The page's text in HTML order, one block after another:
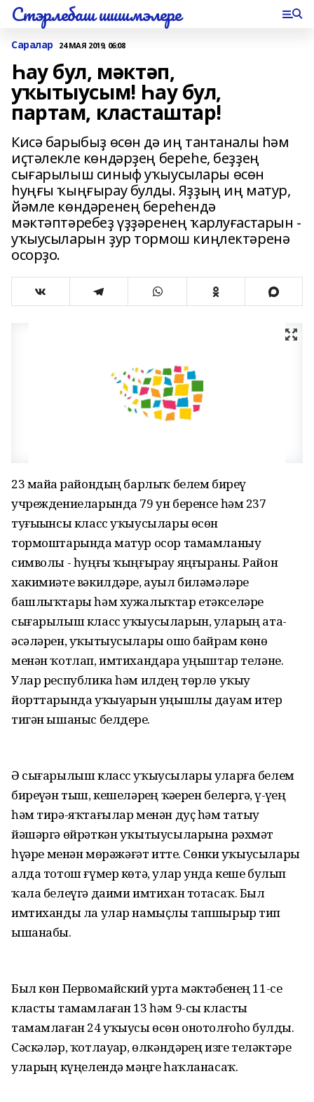
Стэрлебаш шишмэлере
Саралар 24 МАЯ 2019, 06:08
Һау бул, мәктәп,
уҡытыусым! Һау бул,
партам, класташтар!
Кисә барыбыҙ өсөн дә иң тантаналы һәм
иҫтәлекле көндәрҙең береһе, беҙҙең
сығарылыш синыф уҡыусылары өсөн
һуңғы ҡыңғырау булды. Яҙҙың иң матур,
йәмле көндәренең береһендә
мәктәптәребеҙ үҙҙәренең ҡарлуғастарын -
уҡыусыларын ҙур тормош киңлектәренә
осорҙо.
23 майҙа райондың барлыҡ белем биреү
учреждениеларында 79 ун беренсе һәм 237
туғыҙынсы класс уҡыусылары өсөн
тормоштарында матур осор тамамланыу
символы - һуңғы ҡыңғырау яңғыраны. Район
хакимиәте вәкилдәре, ауыл биләмәләре
башлыҡтары һәм хужалыҡтар етәкселәре
сығарылыш класс уҡыусыларын, уларҙың ата-
әсәләрен, уҡытыусыларҙы ошо байрам көнө
менән ҡотлап, имтихандарҙа уңыштар теләне.
Улар республика һәм илдең төрлө уҡыу
йорттарында уҡыуҙарын уңышлы дауам итер
тигән ышаныс белдерҙе.
Ә сығарылыш класс уҡыусылары уларға белем
биреүҙән тыш, кешеләрҙең ҡәҙерен белергә, үҙ-үҙең
һәм тирә-яҡтағылар менән дуҫ һәм татыу
йәшәргә өйрәткән уҡытыусыларына рәхмәт
һүҙҙәре менән мөрәжәғәт итте. Сөнки уҡыусыларҙы
алда тотош ғүмер көтә, улар унда кеше булып
ҡала белеүгә даими имтихан тотасаҡ. Был
имтиханды ла улар намыҫлы тапшырыр тип
ышанабыҙ.
Был көн Первомайский урта мәктәбенең 11-се
класты тамамлаған 13 һәм 9-сы класты
тамамлаған 24 уҡыусы өсөн онотолғоһоҙ булды.
Сәскәләр, ҡотлауҙар, өлкәндәрҙең изге теләктәре
уларҙың күңелендә мәңге һаҡланасаҡ.